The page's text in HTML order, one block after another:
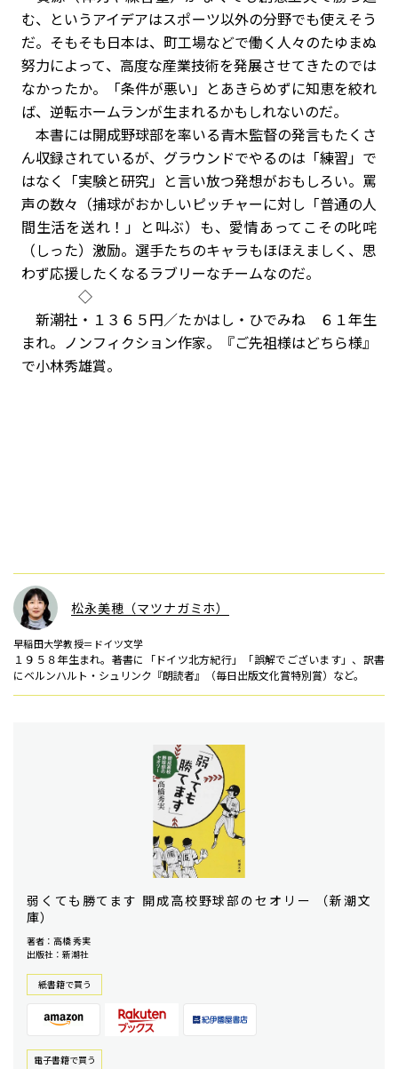
む、というアイデアはスポーツ以外の分野でも使えそう
だ。そもそも日本は、町工場などで働く人々のたゆまぬ
努力によって、高度な産業技術を発展させてきたのでは
なかったか。「条件が悪い」とあきらめずに知恵を絞れ
ば、逆転ホームランが生まれるかもしれないのだ。
本書には開成野球部を率いる青木監督の発言もたくさ
ん収録されているが、グラウンドでやるのは「練習」で
はなく「実験と研究」と言い放つ発想がおもしろい。罵
声の数々（捕球がおかしいピッチャーに対し「普通の人
間生活を送れ！」と叫ぶ）も、愛情あってこその叱咤
（しった）激励。選手たちのキャラもほほえましく、思
わず応援したくなるラブリーなチームなのだ。
◇
新潮社・１３６５円／たかはし・ひでみね ６１年生
まれ。ノンフィクション作家。『ご先祖様はどちら様』
で小林秀雄賞。
松永美穂（マツナガミホ）
早稲田大学教授＝ドイツ文学
１９５８年生まれ。著書に「ドイツ北方紀行」「誤解でございます」、訳書
にベルンハルト・シュリンク『朗読者』（毎日出版文化賞特別賞）など。
弱くても勝てます 開成高校野球部のセオリー （新潮文
庫）
著者：高橋 秀実
出版社：新潮社
紙書籍で買う
電⼦書籍で買う